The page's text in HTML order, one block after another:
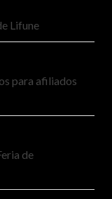
Lifune
para afiliados
de